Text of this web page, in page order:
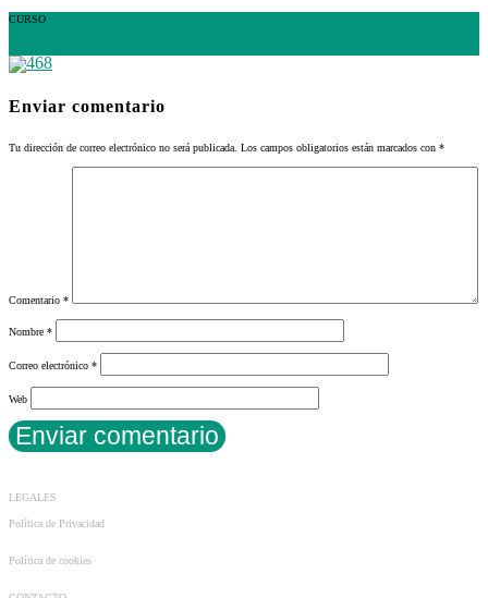
CURSO
Enviar comentario
Tu dirección de correo electrónico no será publicada. Los campos obligatorios están marcados con *
Comentario *
Nombre *
Correo electrónico *
Web
LEGALES
Política de Privacidad
Política de cookies